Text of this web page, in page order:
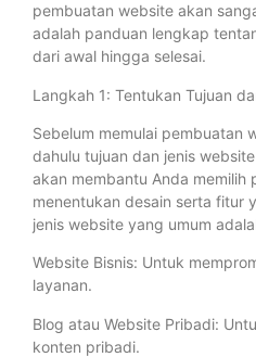
pembuatan website akan
adalah panduan lengkap
dari awal hingga selesai.
Langkah 1: Tentukan Tujuan
Sebelum memulai pembuatan
dahulu tujuan dan jenis
akan membantu Anda
menentukan desain serta fitur
jenis website yang umum
Website Bisnis: Untuk
layanan.
Blog atau Website Pribadi:
konten pribadi.